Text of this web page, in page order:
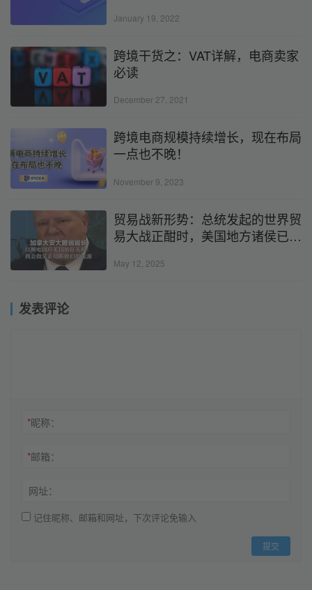
January 19, 2022
跨境干货之：VAT详解，电商卖家
必读
December 27, 2021
跨境电商规模持续增长，现在布局
一点也不晚！
November 9, 2023
贸易战新形势：总统发起的世界贸
易大战正酣时，美国地方诸侯已经
May 12, 2025
发表评论
*昵称：
*邮箱：
网址：
记住昵称、邮箱和网址，下次评论免输入
提交